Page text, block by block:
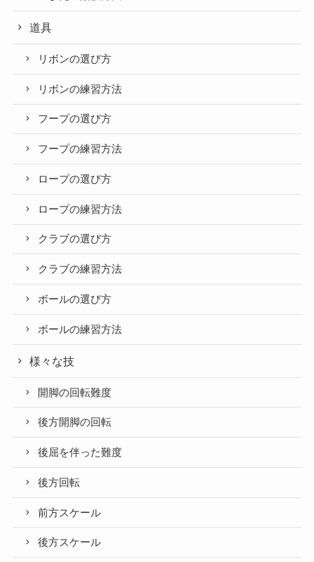
道具
リボンの選び方
リボンの練習方法
フープの選び方
フープの練習方法
ロープの選び方
ロープの練習方法
クラブの選び方
クラブの練習方法
ボールの選び方
ボールの練習方法
様々な技
開脚の回転難度
後方開脚の回転
後屈を伴った難度
後方回転
前方スケール
後方スケール